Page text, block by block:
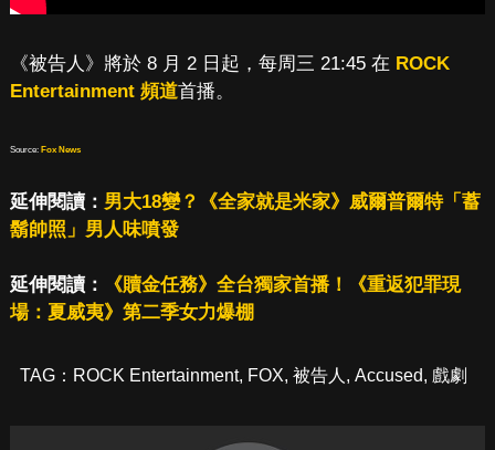
《被告人》將於 8 月 2 日起，每周三 21:45 在 ROCK
Entertainment 頻道首播。
Source: Fox News
延伸閱讀： 男大18變？《全家就是米家》威爾普爾特「蓄
鬍帥照」男人味噴發
延伸閱讀：
《贖金任務》全台獨家首播！《重返犯罪現
場：夏威夷》第二季女力爆棚
TAG： ROCK Entertainment, FOX, 被告人 , Accused, 戲劇